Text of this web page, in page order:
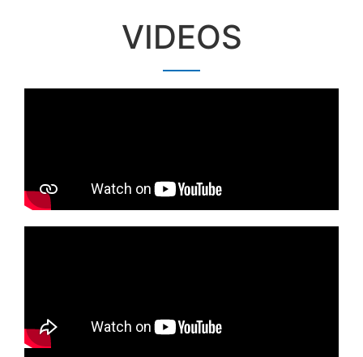
VIDEOS